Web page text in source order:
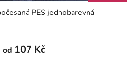
PES jednobarevná
od 107 Kč